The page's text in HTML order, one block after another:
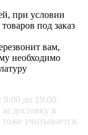
при условии
под заказ
вам,
необходимо
9:00 до 19:00.
доставку в
тоже учитывается.